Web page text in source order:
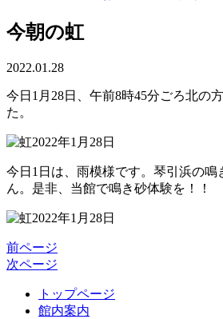
今朝の虹
2022.01.28
今日1月28日、午前8時45分ごろ北の
た。
今日1日は、雨模様です。琴引浜の鳴
ん。是非、当館で鳴き砂体験を！！
前ページ
次ページ
トップページ
館内案内